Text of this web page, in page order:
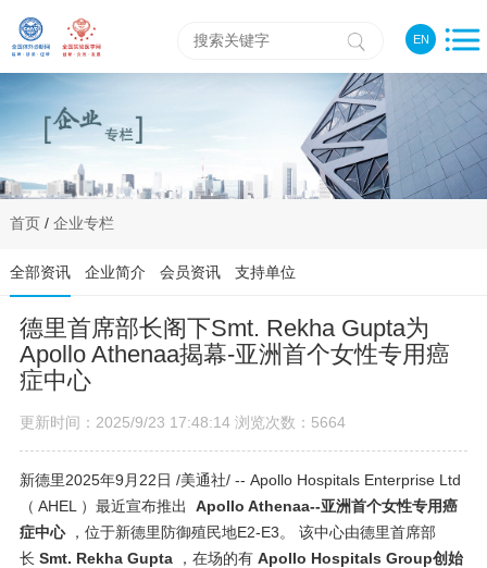
EN
首页/ 企业专栏
全部资讯 企业简介 会员资讯 支持单位
德里首席部长阁下Smt. Rekha Gupta为
Apollo Athenaa揭幕-亚洲首个女性专用癌
症中心
更新时间：2025/9/23 17:48:14 浏览次数：5664
新德里2025年9月22日 /美通社/ -- Apollo Hospitals Enterprise Ltd
（ AHEL ）最近宣布推出
Apollo Athenaa--亚洲首个女性专用癌
症中心，位于新德里防御殖民地E2-E3。 该中心由德里首席部
长 Smt. Rekha Gupta ，在场的有 Apollo Hospitals Group创始